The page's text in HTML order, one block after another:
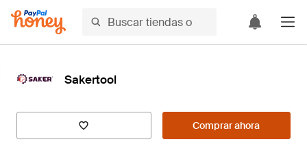
Sakertool
Comprar ahora